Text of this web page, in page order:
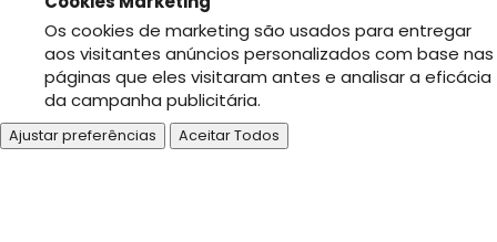
Os cookies de marketing são usados para entregar
aos visitantes anúncios personalizados com base nas
páginas que eles visitaram antes e analisar a eficácia
da campanha publicitária.
Ajustar preferências Aceitar Todos